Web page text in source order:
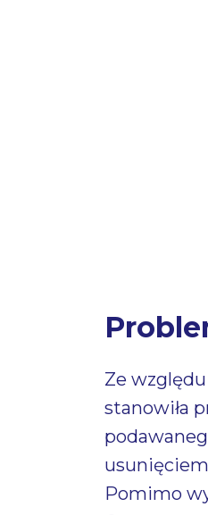
Ze
stanowiła
Pomimo